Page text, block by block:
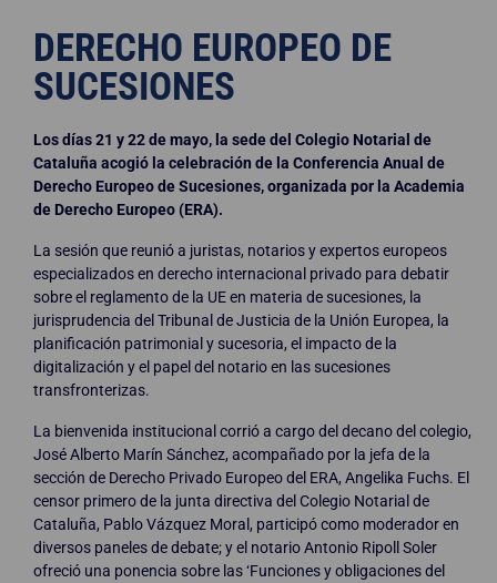
DERECHO EUROPEO DE
SUCESIONES
Los días 21 y 22 de mayo, la sede del Colegio Notarial de
Cataluña acogió la celebración de la Conferencia Anual de
Derecho Europeo de Sucesiones, organizada por la Academia
de Derecho Europeo (ERA).
La sesión que reunió a juristas, notarios y expertos europeos
especializados en derecho internacional privado para debatir
sobre el reglamento de la UE en materia de sucesiones, la
jurisprudencia del Tribunal de Justicia de la Unión Europea, la
planificación patrimonial y sucesoria, el impacto de la
digitalización y el papel del notario en las sucesiones
transfronterizas.
La bienvenida institucional corrió a cargo del decano del colegio,
José Alberto Marín Sánchez, acompañado por la jefa de la
sección de Derecho Privado Europeo del ERA, Angelika Fuchs. El
censor primero de la junta directiva del Colegio Notarial de
Cataluña, Pablo Vázquez Moral, participó como moderador en
diversos paneles de debate; y el notario Antonio Ripoll Soler
ofreció una ponencia sobre las ‘Funciones y obligaciones del